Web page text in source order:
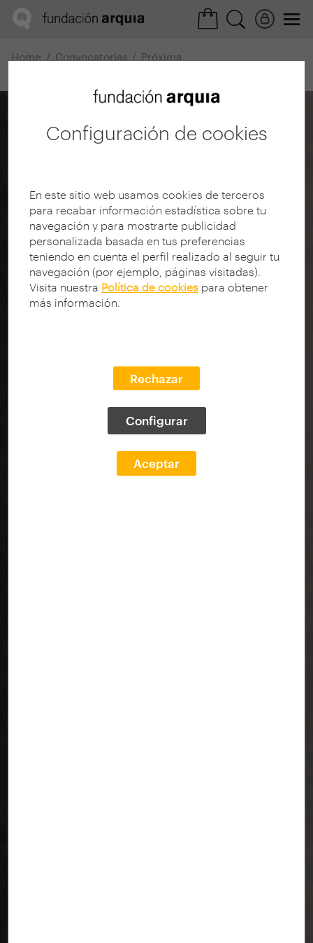
Configuración de cookies
En este sitio web usamos cookies de terceros
para recabar información estadística sobre tu
navegación y para mostrarte publicidad
personalizada basada en tus preferencias
teniendo en cuenta el perfil realizado al seguir tu
navegación (por ejemplo, páginas visitadas).
Visita nuestra Política de cookies para obtener
más información.
Rechazar
Configurar
Aceptar
Home Convocatorias
Próxima